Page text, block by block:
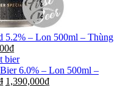
5.2% – Lon 500ml – Thùng
₫
6.0% – Lon 500ml –
1,390,000₫